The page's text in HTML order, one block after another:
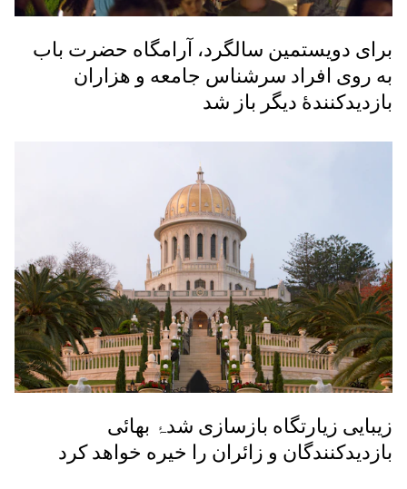
برای دویستمین سالگرد، آرامگاه حضرت باب
به روی افراد سرشناس جامعه و هزاران
بازدیدکنندۀ دیگر باز شد
زیبایی زيارتگاه بازسازی شدۂ بهائی
بازدیدکنندگان و زائران را خيره خواهد کرد